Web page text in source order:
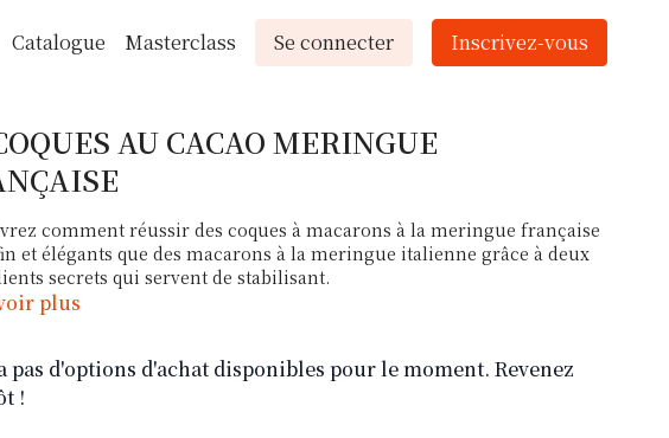
Catalogue Masterclass Se connecter Inscrivez-vous
AU CACAO MERINGUE
comment réussir des coques à macarons à la meringue française
et élégants que des macarons à la meringue italienne grâce à deux
secrets qui servent de stabilisant.
plus
pas d'options d'achat disponibles pour le moment. Revenez
!